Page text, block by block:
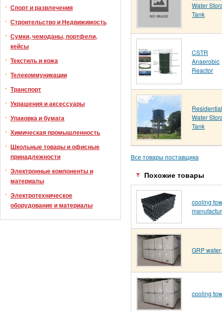
Спорт и развлечения
Строительство и Недвижимость
Сумки, чемоданы, портфели,
кейсы
Текстиль и кожа
Телекоммуникации
Транспорт
Украшения и аксессуары
Упаковка и бумага
Химическая промышленность
Школьные товары и офисные
принадлежности
Электронные компоненты и
материалы
Электротехническое
оборудование и материалы
Water
Tank
CSTR
Anaerobic
Reactor
Residential
Water
Tank
Все товары поставщика
Похожие товары
cooling
GRP
cooling